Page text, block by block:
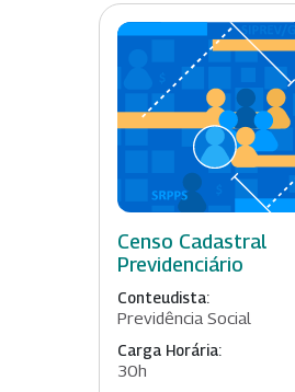
Censo Cadastral
Previdenciário
Conteudista:
Previdência Social
Carga Horária:
30h